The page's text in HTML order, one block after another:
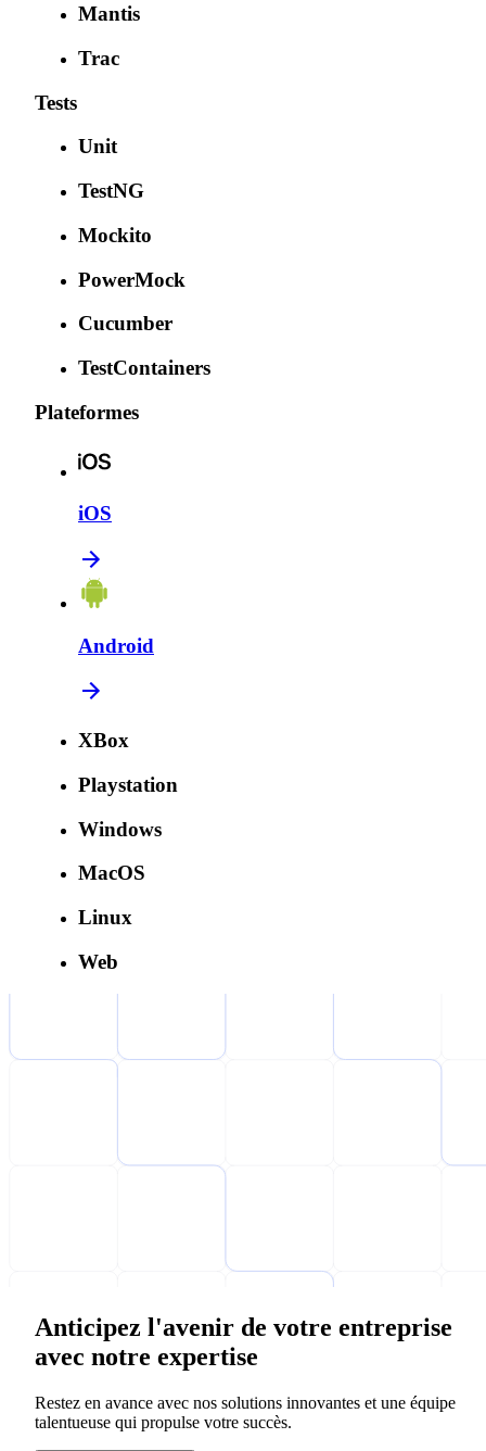
Mantis
Trac
Tests
Unit
TestNG
Mockito
PowerMock
Cucumber
TestContainers
Plateformes
iOS
Android
XBox
Playstation
Windows
MacOS
Linux
Web
Anticipez l'avenir de votre entreprise
avec notre expertise
Restez en avance avec nos solutions innovantes et une équipe
talentueuse qui propulse votre succès.